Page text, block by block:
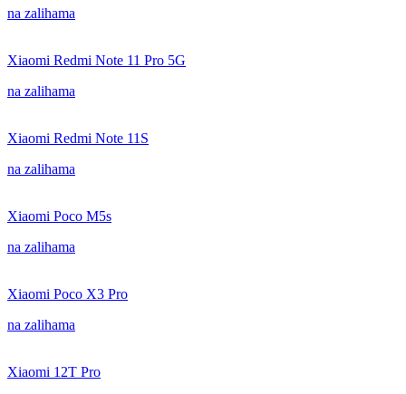
na zalihama
Xiaomi Redmi Note 11 Pro 5G
na zalihama
Xiaomi Redmi Note 11S
na zalihama
Xiaomi Poco M5s
na zalihama
Xiaomi Poco X3 Pro
na zalihama
Xiaomi 12T Pro